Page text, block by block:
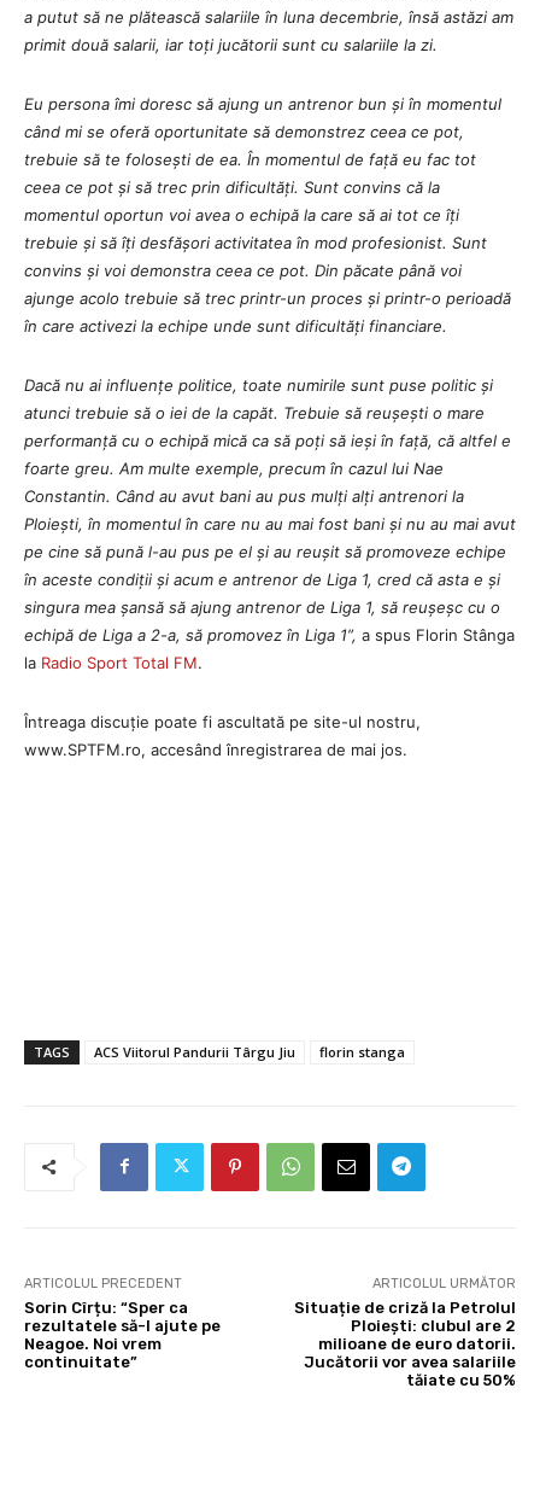
a putut să ne plătească salariile în luna decembrie, însă astăzi am
primit două salarii, iar toți jucătorii sunt cu salariile la zi.
Eu persona îmi doresc să ajung un antrenor bun și în momentul
când mi se oferă oportunitate să demonstrez ceea ce pot,
trebuie să te folosești de ea. În momentul de față eu fac tot
ceea ce pot și să trec prin dificultăți. Sunt convins că la
momentul oportun voi avea o echipă la care să ai tot ce îți
trebuie și să îți desfășori activitatea în mod profesionist. Sunt
convins și voi demonstra ceea ce pot. Din păcate până voi
ajunge acolo trebuie să trec printr-un proces și printr-o perioadă
în care activezi la echipe unde sunt dificultăți financiare.
Dacă nu ai influențe politice, toate numirile sunt puse politic și
atunci trebuie să o iei de la capăt. Trebuie să reușești o mare
performanță cu o echipă mică ca să poți să ieși în față, că altfel e
foarte greu. Am multe exemple, precum în cazul lui Nae
Constantin. Când au avut bani au pus mulți alți antrenori la
Ploiești, în momentul în care nu au mai fost bani și nu au mai avut
pe cine să pună l-au pus pe el și au reușit să promoveze echipe
în aceste condiții și acum e antrenor de Liga 1, cred că asta e și
singura mea șansă să ajung antrenor de Liga 1, să reușeșc cu o
echipă de Liga a 2-a, să promovez în Liga 1”, a spus Florin Stânga
la Radio Sport Total FM.
Întreaga discuție poate fi ascultată pe site-ul nostru,
www.SPTFM.ro, accesând înregistrarea de mai jos.
TAGS ACS Viitorul Pandurii Târgu Jiu florin stanga
ARTICOLUL PRECEDENT
Sorin Cîrțu: “Sper ca
rezultatele să-l ajute pe
Neagoe. Noi vrem
continuitate”
ARTICOLUL URMĂTOR
Situație de criză la Petrolul
Ploiești: clubul are 2
milioane de euro datorii.
Jucătorii vor avea salariile
tăiate cu 50%